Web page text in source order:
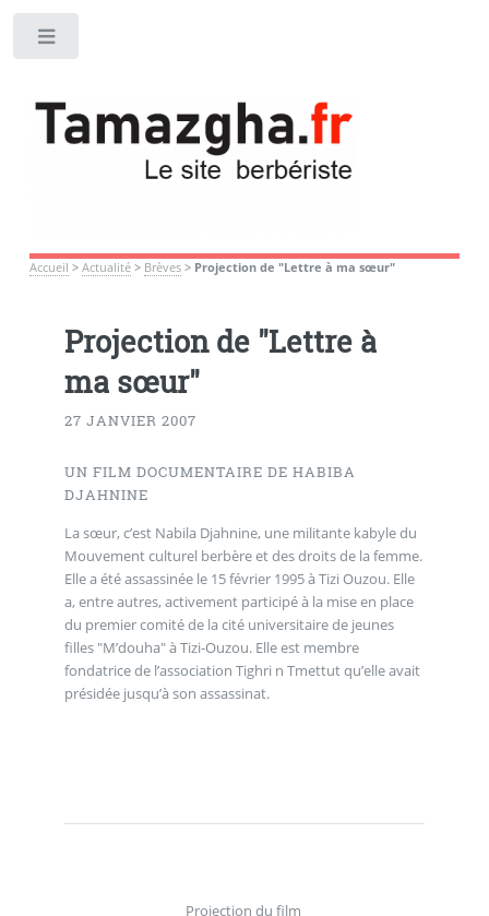
Accueil > Actualité> Brèves> Projection de "Lettre à ma sœur"
Projection de "Lettre à
ma sœur"
27 JANVIER 2007
UN FILM DOCUMENTAIRE DE HABIBA
DJAHNINE
La sœur, c’est Nabila Djahnine, une militante kabyle du
Mouvement culturel berbère et des droits de la femme.
Elle a été assassinée le 15 février 1995 à Tizi Ouzou. Elle
a, entre autres, activement participé à la mise en place
du premier comité de la cité universitaire de jeunes
filles "M’douha" à Tizi-Ouzou. Elle est membre
fondatrice de l’association Tighri n Tmettut qu’elle avait
présidée jusqu’à son assassinat.
Projection du film